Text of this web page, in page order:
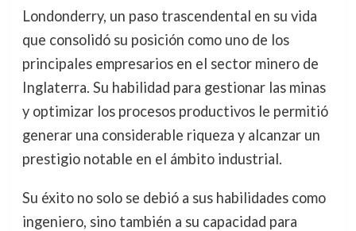
Londonderry, un paso trascendental en su vida
que consolidó su posición como uno de los
principales empresarios en el sector minero de
Inglaterra. Su habilidad para gestionar las minas
y optimizar los procesos productivos le permitió
generar una considerable riqueza y alcanzar un
prestigio notable en el ámbito industrial.
Su éxito no solo se debió a sus habilidades como
ingeniero, sino también a su capacidad para